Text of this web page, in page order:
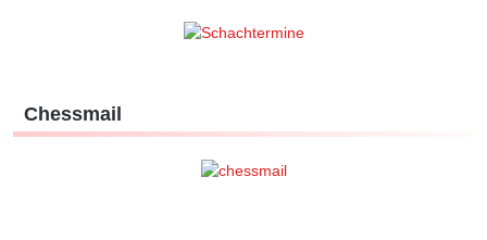
Chessmail